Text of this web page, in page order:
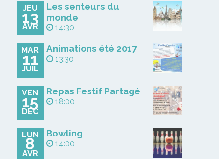
JEU
13
AVR
Les senteurs du
monde
14:30
MAR
11
JUIL
Animations été 2017
13:30
VEN
15
DÉC
Repas Festif Partagé
18:00
LUN
8
AVR
Bowling
14:00